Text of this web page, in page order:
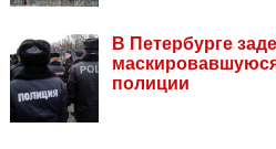
В Петербурге
полиции